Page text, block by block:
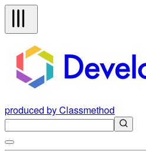
produced by Classmethod